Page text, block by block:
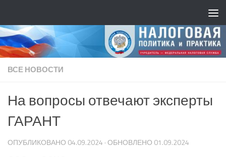
ВСЕ НОВОСТИ
На вопросы отвечают эксперты
ГАРАНТ
ОПУБЛИКОВАНО 04.09.2024 · ОБНОВЛЕНО 01.09.2024